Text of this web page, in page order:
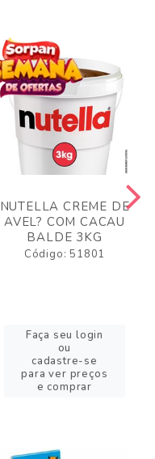
NUTELLA CREME DE
AVEL? COM CACAU
BALDE 3KG
Código: 51801
Faça seu login
ou
cadastre-se
para ver preços
e comprar